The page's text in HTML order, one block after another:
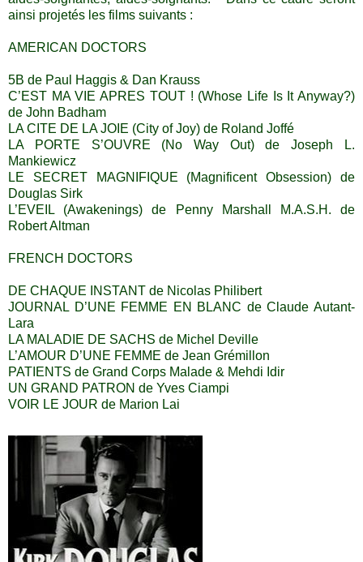
ainsi projetés les films suivants :
AMERICAN DOCTORS
5B de Paul Haggis & Dan Krauss
C’EST MA VIE APRES TOUT ! (Whose Life Is It Anyway?)
de John Badham
LA CITE DE LA JOIE (City of Joy) de Roland Joffé
LA PORTE S’OUVRE (No Way Out) de Joseph L.
Mankiewicz
LE SECRET MAGNIFIQUE (Magnificent Obsession) de
Douglas Sirk
L’EVEIL (Awakenings) de Penny Marshall M.A.S.H. de
Robert Altman
FRENCH DOCTORS
DE CHAQUE INSTANT de Nicolas Philibert
JOURNAL D’UNE FEMME EN BLANC de Claude Autant-
Lara
LA MALADIE DE SACHS de Michel Deville
L’AMOUR D’UNE FEMME de Jean Grémillon
PATIENTS de Grand Corps Malade & Mehdi Idir
UN GRAND PATRON de Yves Ciampi
VOIR LE JOUR de Marion Lai